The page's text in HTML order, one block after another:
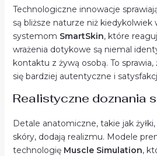
Technologiczne innowacje
są bliższe naturze niż kiedykolwiek
systemom SmartSkin, które
wrażenia dotykowe są niemal
kontaktu z żywą osobą. To
się bardziej autentyczne i
Realistyczne doznania
Detale anatomiczne, takie jak
skóry, dodają realizmu. Modele
technologię Muscle Simulation,